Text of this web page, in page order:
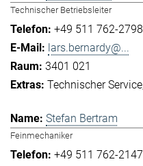
Technischer Betriebsleiter
+49 511 762-2798
lars.bernardy@...
3401 021
Technischer Service
Stefan Bertram
Feinmechaniker
+49 511 762-2147